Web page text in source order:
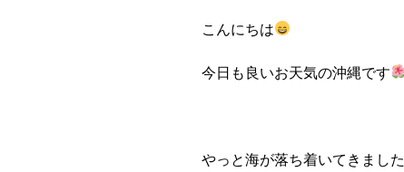
こんにちは
今日も良いお天気の沖縄です
やっと海が落ち着いてきました